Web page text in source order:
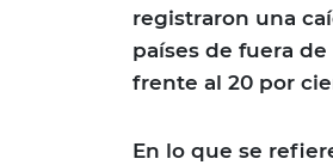
registraron una
países de fuera
frente al 20 por
En lo que se